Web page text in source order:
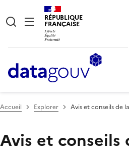
RÉPUBLIQUE
FRANÇAISE
Accueil Explorer Avis et conseils de
Avis et conseils